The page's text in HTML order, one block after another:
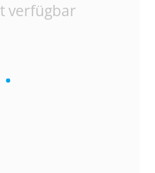
verfügbar